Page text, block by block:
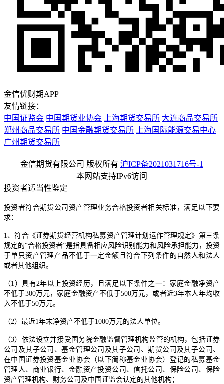
金信优财期APP
友情链接：
中国证监会 中国期货业协会 上海期货交易所 大连商品交易所
郑州商品交易所 中国金融期货交易所
上海国际能源交易中心
广州期货交易所
金信期货有限公司 版权所有 沪ICP备2021031716号-1
本网站支持IPv6访问
投资者适当性鉴定
投资者符合期货公司资产管理业务合格投资者相关标准，满足以下要
求：
1、符合《证券期货经营机构私募资产管理计划运作管理规定》第三条
规定的“合格投资者”是指具备相应风险识别能力和风险承担能力，投资
于单只资产管理产品不低于一定金额且符合下列条件的自然人和法人
或者其他组织。
（1）具有2年以上投资经历，且满足以下条件之一：家庭金融净资产
不低于300万元，家庭金融资产不低于500万元，或者近3年本人年均收
入不低于50万元。
（2）最近1年末净资产不低于1000万元的法人单位。
（3）依法设立并接受国务院金融监督管理机构监管的机构，包括证券
公司及其子公司、基金管理公司及其子公司、期货公司及其子公司、
在中国证券投资基金业协会（以下简称基金业协会）登记的私募基金
管理人、商业银行、金融资产投资公司、信托公司、保险公司、保险
资产管理机构、财务公司及中国证监会认定的其他机构；